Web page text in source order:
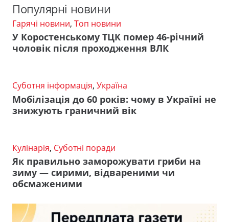
Популярні новини
Гарячі новини, Топ новини
У Коростенському ТЦК помер 46-річний
чоловік після проходження ВЛК
Суботня інформація, Україна
Мобілізація до 60 років: чому в Україні не
знижують граничний вік
Кулінарія, Суботні поради
Як правильно заморожувати гриби на
зиму — сирими, відвареними чи
обсмаженими